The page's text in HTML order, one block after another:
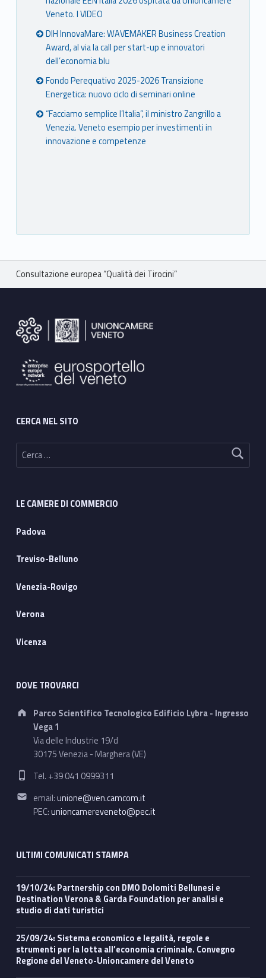
Veneto. I VIDEO
DIH InnovaMare: WAVEMAKER Business Creation
Award, al via la call per start-up e innovatori
dell’economia blu
Fondo Perequativo 2025-2026 Transizione
Energetica: nuovo ciclo di seminari online
“Facciamo semplice l’Italia”, il ministro Zangrillo a
Venezia. Veneto esempio per investimenti in
innovazione e competenze
Breadcrumbs navigation
Consultazione europea “Qualità dei Tirocini”
CERCA NEL SITO
Ricerca per:
LE CAMERE DI COMMERCIO
Padova
Treviso-Belluno
Venezia-Rovigo
Verona
Vicenza
DOVE TROVARCI
Address:
Parco Scientifico Tecnologico Edificio Lybra - Ingresso
Vega 1
Via delle Industrie 19/d
30175 Venezia - Marghera (VE)
Phone number:
Tel. +39 041 0999311
Email address:
email:unione@ven.camcom.it
PEC:unioncamereveneto@pec.it
ULTIMI COMUNICATI STAMPA
19/10/24: Partnership con DMO Dolomiti Bellunesi e
Destination Verona & Garda Foundation per analisi e
studio di dati turistici
25/09/24: Sistema economico e legalità, regole e
strumenti per la lotta all’economia criminale. Convegno
Regione del Veneto-Unioncamere del Veneto